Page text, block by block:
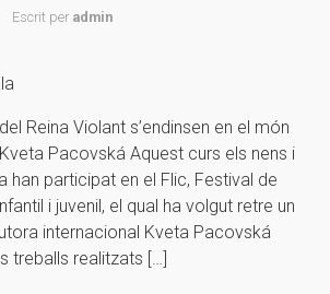
Escrit per admin
Reina Violant s’endinsen en el món
Pacovská Aquest curs els nens i
han participat en el Flic, Festival de
i juvenil, el qual ha volgut retre un
internacional Kveta Pacovská
treballs realitzats […]